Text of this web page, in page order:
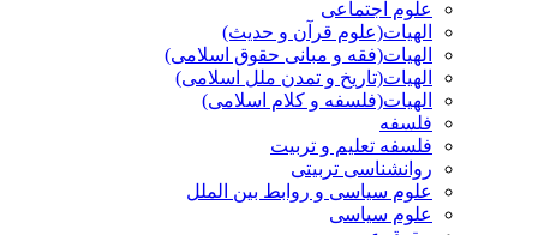
علوم اجتماعی
الهیات(علوم قرآن و حدیث)
الهیات(فقه و مبانی حقوق اسلامی)
الهیات(تاریخ و تمدن ملل اسلامی)
الهیات(فلسفه و کلام اسلامی)
فلسفه
فلسفه تعلیم و تربیت
روانشناسی تربیتی
علوم سیاسی و روابط بین الملل
علوم سیاسی